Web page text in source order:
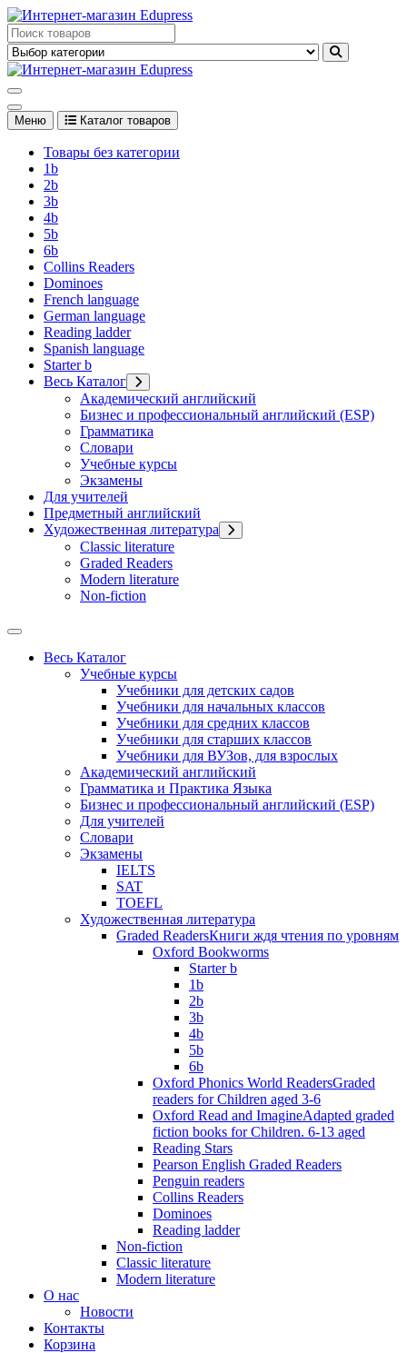
Перейти
к
содержимому
Edupress Uzbekistan, Edupress Узбекистан, книги, учебники на
английском языке
английском языке
Меню Каталог товаров
Товары без категории
1b
2b
3b
4b
5b
6b
Collins Readers
Dominoes
French language
German language
Reading ladder
Spanish language
Starter b
Весь Каталог
Академический английский
Бизнес и профессиональный английский (ESP)
Грамматика
Словари
Учебные курсы
Экзамены
Для учителей
Предметный английский
Художественная литература
Classic literature
Graded Readers
Modern literature
Non-fiction
Весь Каталог
Учебные курсы
Учебники для детских садов
Учебники для начальных классов
Учебники для средних классов
Учебники для старших классов
Учебники для ВУЗов, для взрослых
Академический английский
Грамматика и Практика Языка
Бизнес и профессиональный английский (ESP)
Для учителей
Словари
Экзамены
IELTS
SAT
TOEFL
Художественная литература
Graded ReadersКниги ждя чтения по уровням
Oxford Bookworms
Starter b
1b
2b
3b
4b
5b
6b
Oxford Phonics World ReadersGraded
readers for Children aged 3-6
Oxford Read and ImagineAdapted graded
fiction books for Children. 6-13 aged
Reading Stars
Pearson English Graded Readers
Penguin readers
Collins Readers
Dominoes
Reading ladder
Non-fiction
Classic literature
Modern literature
О нас
Новости
Контакты
Корзина